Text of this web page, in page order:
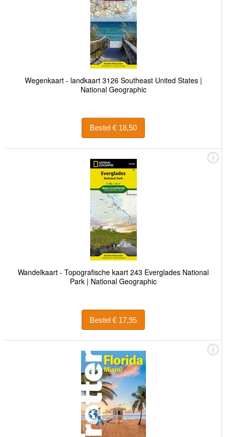
Wegenkaart - landkaart 3126 Southeast United States |
National Geographic
Bestel € 18,50
Wandelkaart - Topografische kaart 243 Everglades National
Park | National Geographic
Bestel € 17,95